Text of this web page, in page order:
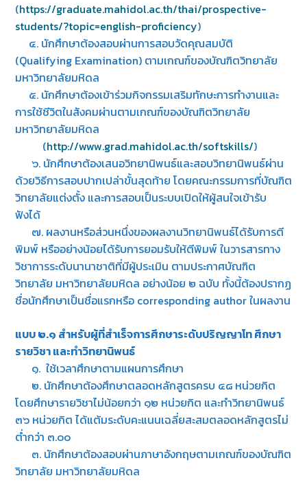
(https://graduate.mahidol.ac.th/thai/prospective-
students/?topic=english-proficiency)
๔. นักศึกษาต้องสอบผ่านการสอบวัดคุณสมบัติ
(Qualifying Examination) ตามเกณฑ์ของบัณฑิตวิทยาลัย
มหาวิทยาลัยมหิดล
๕. นักศึกษาต้องเข้าร่วมกิจกรรมเสริมทักษะการทำงานและ
การใช้ชีวิตในสังคมผ่านตามเกณฑ์ของบัณฑิตวิทยาลัย
มหาวิทยาลัยมหิดล
(http://www.grad.mahidol.ac.th/softskills/)
๖. นักศึกษาต้องเสนอวิทยานิพนธ์และสอบวิทยานิพนธ์ผ่าน
ด้วยวิธีการสอบปากเปล่าขั้นสุดท้าย โดยคณะกรรมการที่บัณฑิต
วิทยาลัยแต่งตั้ง และการสอบเป็นระบบเปิดให้ผู้สนใจเข้ารับ
ฟังได้
๗. ผลงานหรือส่วนหนึ่งของผลงานวิทยานิพนธ์ได้รับการตี
พิมพ์ หรืออย่างน้อยได้รับการยอมรับให้ตีพิมพ์ ในวารสารทาง
วิชาการระดับนานาชาติที่มีผู้ประเมิน ตามประกาศบัณฑิต
วิทยาลัย มหาวิทยาลัยมหิดล อย่างน้อย ๒ ฉบับ ทั้งนี้ต้องปรากฏ
ชื่อนักศึกษาเป็นชื่อแรกหรือ corresponding author ในผลงาน
แบบ ๒.๑ สำหรับผู้ที่สำเร็จการศึกษาระดับปริญญาโท ศึกษา
รายวิชา และทำวิทยานิพนธ์
๑. ใช้เวลาศึกษาตามแผนการศึกษา
๒. นักศึกษาต้องศึกษาตลอดหลักสูตรครบ ๔๘ หน่วยกิต
โดยศึกษารายวิชาไม่น้อยกว่า ๑๒ หน่วยกิต และทำวิทยานิพนธ์
๓๖ หน่วยกิต ได้แต้มระดับคะแนนเฉลี่ยสะสมตลอดหลักสูตรไม่
ต่ำกว่า ๓.๐๐
๓. นักศึกษาต้องสอบผ่านภาษาอังกฤษตามเกณฑ์ของบัณฑิต
วิทยาลัย มหาวิทยาลัยมหิดล